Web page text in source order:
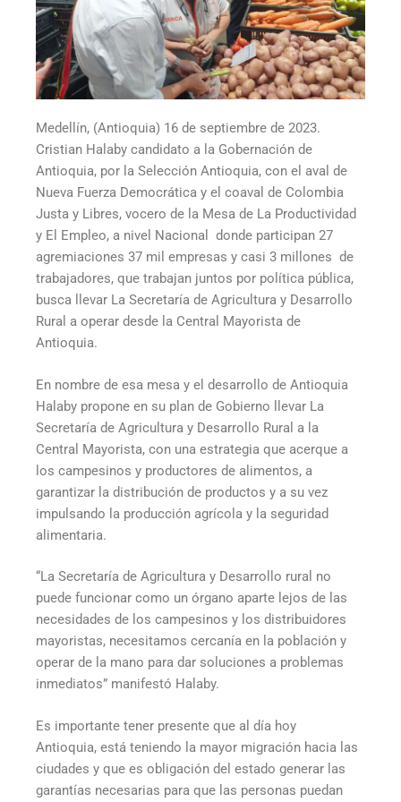
Medellín, (Antioquia) 16 de septiembre de 2023.
Cristian Halaby candidato a la Gobernación de
Antioquia, por la Selección Antioquia, con el aval de
Nueva Fuerza Democrática y el coaval de Colombia
Justa y Libres, vocero de la Mesa de La Productividad
y El Empleo, a nivel Nacional donde participan 27
agremiaciones 37 mil empresas y casi 3 millones de
trabajadores, que trabajan juntos por política pública,
busca llevar La Secretaría de Agricultura y Desarrollo
Rural a operar desde la Central Mayorista de
Antioquia.
En nombre de esa mesa y el desarrollo de Antioquia
Halaby propone en su plan de Gobierno llevar La
Secretaría de Agricultura y Desarrollo Rural a la
Central Mayorista, con una estrategia que acerque a
los campesinos y productores de alimentos, a
garantizar la distribución de productos y a su vez
impulsando la producción agrícola y la seguridad
alimentaria.
“La Secretaría de Agricultura y Desarrollo rural no
puede funcionar como un órgano aparte lejos de las
necesidades de los campesinos y los distribuidores
mayoristas, necesitamos cercanía en la población y
operar de la mano para dar soluciones a problemas
inmediatos” manifestó Halaby.
Es importante tener presente que al día hoy
Antioquia, está teniendo la mayor migración hacia las
ciudades y que es obligación del estado generar las
garantías necesarias para que las personas puedan